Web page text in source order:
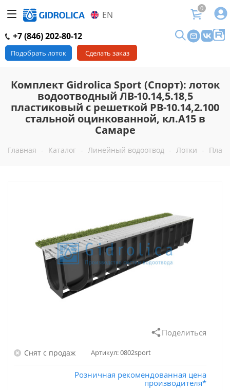
EN
0
+7 (846) 202-80-12
Подобрать лоток Сделать заказ
Комплект Gidrolica Sport (Спорт): лоток
водоотводный ЛВ-10.14,5.18,5
пластиковый с решеткой РВ-10.14,2.100
стальной оцинкованной, кл.А15 в
Самаре
Главная - Каталог - Линейный водоотвод - Лотки -
Поделиться
Снят с продаж Артикул:0802sport
Розничная рекомендованная цена
производителя*